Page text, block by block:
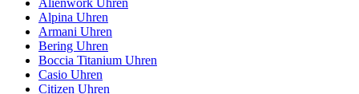
Alpina Uhren
Armani Uhren
Bering Uhren
Boccia Titanium Uhren
Casio Uhren
Citizen Uhren